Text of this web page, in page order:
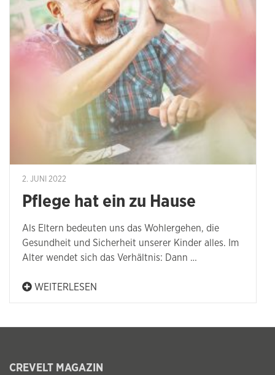
2. JUNI 2022
Pflege hat ein zu Hause
Als Eltern bedeuten uns das Wohlergehen, die
Gesundheit und Sicherheit unserer Kinder alles. Im
Alter wendet sich das Verhältnis: Dann …
WEITERLESEN
CREVELT MAGAZIN